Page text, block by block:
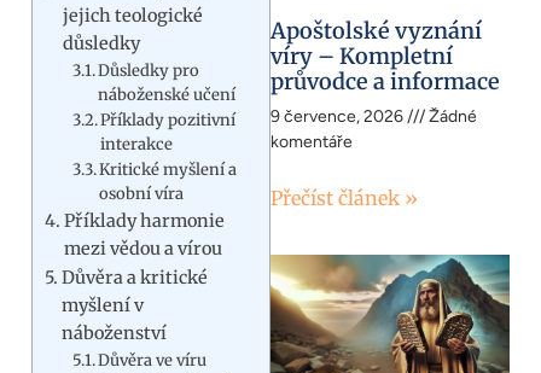
jejich teologické
důsledky
Důsledky pro
náboženské učení
Příklady pozitivní
interakce
Kritické myšlení a
osobní víra
Příklady harmonie
mezi vědou a vírou
Důvěra a kritické
myšlení v
náboženství
Důvěra ve víru
Apoštolské vyznání
víry – Kompletní
průvodce a informace
9 července, 2026
Žádné
komentáře
Přečíst článek »